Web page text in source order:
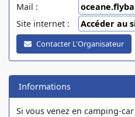
Mail :
Site internet :
Accéder au
Contacter L'Organisateur
Informations
Si vous venez en camping-